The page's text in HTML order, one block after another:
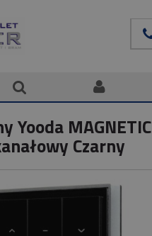
Yooda MAGNETIC
Czarny